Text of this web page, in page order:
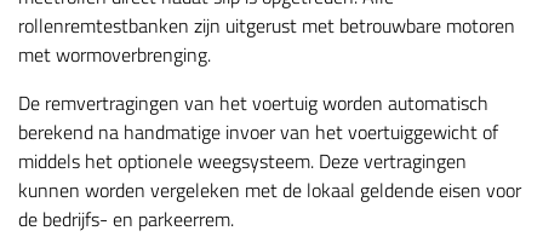
rollenremtestbanken zijn uitgerust met betrouwbare motoren
met wormoverbrenging.
De remvertragingen van het voertuig worden automatisch
berekend na handmatige invoer van het voertuiggewicht of
middels het optionele weegsysteem. Deze vertragingen
kunnen worden vergeleken met de lokaal geldende eisen voor
de bedrijfs- en parkeerrem.